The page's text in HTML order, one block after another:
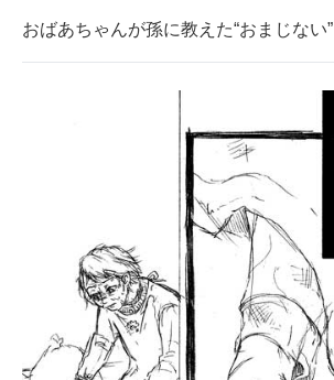
おばあちゃんが孫に教えた“おまじない”